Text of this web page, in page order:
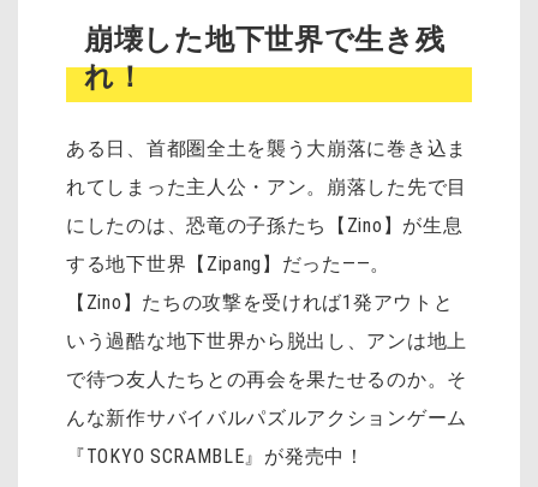
崩壊した地下世界で生き残
れ！
ある日、首都圏全土を襲う大崩落に巻き込ま
れてしまった主人公・アン。崩落した先で目
にしたのは、恐竜の子孫たち【Zino】が生息
する地下世界【Zipang】だった——。
【Zino】たちの攻撃を受ければ1発アウトと
いう過酷な地下世界から脱出し、アンは地上
で待つ友人たちとの再会を果たせるのか。そ
んな新作サバイバルパズルアクションゲーム
『TOKYO SCRAMBLE』が発売中！